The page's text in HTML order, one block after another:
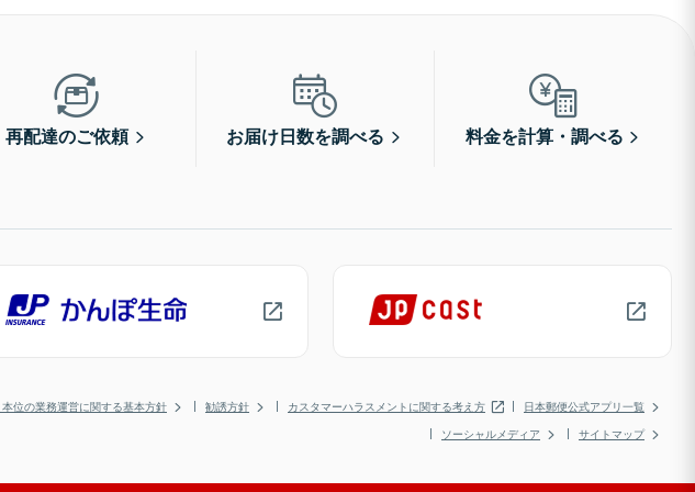
再配達のご依頼 お届け日数を調べる 料金を計算・調べる
位の業務運営に関する基本方針 勧誘方針 カスタマーハラスメントに関する考え方
日本郵便公式アプリ一覧
ソーシャルメディア
サイトマップ